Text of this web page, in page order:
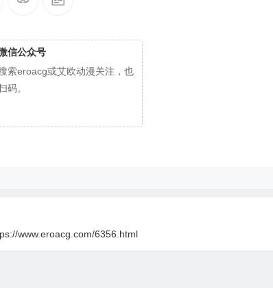
信公众号
索eroacg或艾欧动漫关注，也
码。
www.eroacg.com/6356.html